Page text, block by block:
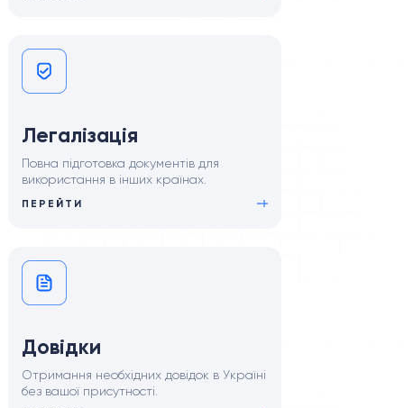
Легалізація
Повна підготовка документів для
використання в інших країнах.
ПЕРЕЙТИ
Довідки
Отримання необхідних довідок в Україні
без вашої присутності.